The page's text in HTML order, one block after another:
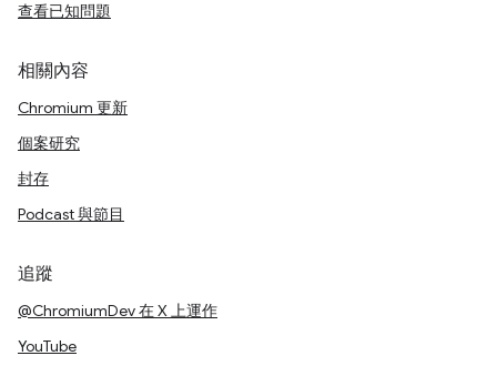
查看已知問題
相關內容
Chromium 更新
個案研究
封存
Podcast 與節目
追蹤
@ChromiumDev 在 X 上運作
YouTube